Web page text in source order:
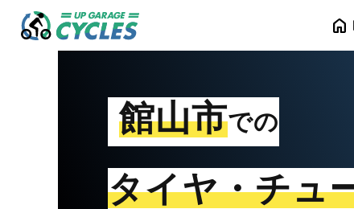
home
館山市での
タイヤ・チュ